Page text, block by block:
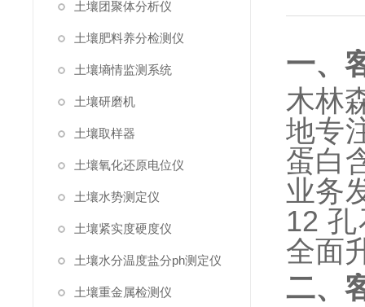
土壤团聚体分析仪
土壤肥料养分检测仪
土壤墒情监测系统
土壤研磨机
土壤取样器
土壤氧化还原电位仪
土壤水势测定仪
土壤紧实度硬度仪
土壤水分温度盐分ph测定仪
土壤重金属检测仪
一、
木林
地专
蛋白
业务
12
全面
二、